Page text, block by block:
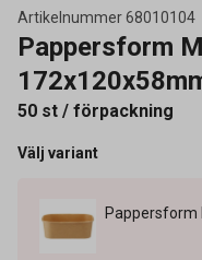
Artikelnummer68010104
Pappersform
50 st / förpackning
Välj variant